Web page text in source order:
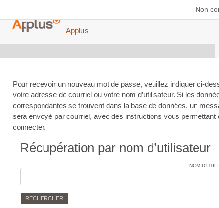
Non
Applus
Pour recevoir un nouveau mot de passe, veuillez indiquer ci-
votre adresse de courriel ou votre nom d’utilisateur. Si les
correspondantes se trouvent dans la base de données, un
sera envoyé par courriel, avec des instructions vous permettant
connecter.
Récupération par nom d’utilisateur
Récupération par nom d’utilisateur
NOM